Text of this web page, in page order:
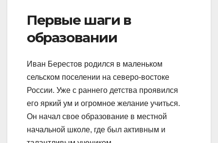
Первые шаги в
образовании
Иван Берестов родился в маленьком
сельском поселении на северо-востоке
России. Уже с раннего детства проявился
его яркий ум и огромное желание учиться.
Он начал свое образование в местной
начальной школе, где был активным и